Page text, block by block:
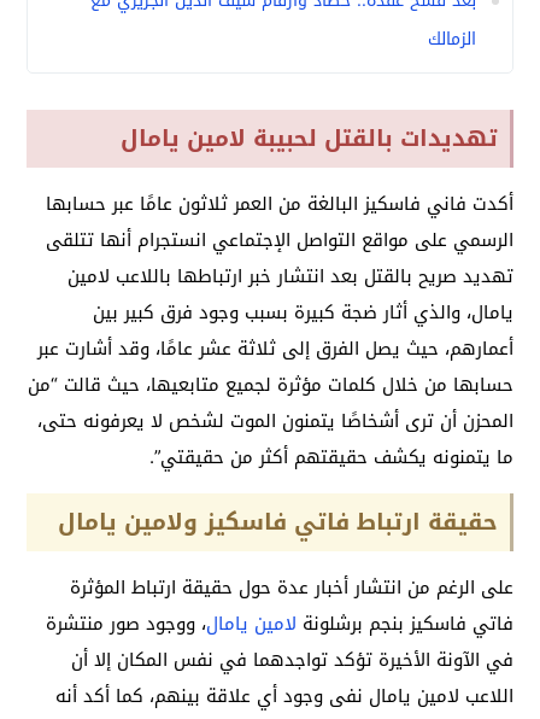
الزمالك
تهديدات بالقتل لحبيبة لامين يامال
أكدت فاني فاسكيز البالغة من العمر ثلاثون عامًا عبر حسابها
الرسمي على مواقع التواصل الإجتماعي انستجرام أنها تتلقى
تهديد صريح بالقتل بعد انتشار خبر ارتباطها باللاعب لامين
يامال، والذي أثار ضجة كبيرة بسبب وجود فرق كبير بين
أعمارهم، حيث يصل الفرق إلى ثلاثة عشر عامًا، وقد أشارت عبر
حسابها من خلال كلمات مؤثرة لجميع متابعيها، حيث قالت “من
المحزن أن ترى أشخاصًا يتمنون الموت لشخص لا يعرفونه حتى،
ما يتمنونه يكشف حقيقتهم أكثر من حقيقتي”.
حقيقة ارتباط فاتي فاسكيز ولامين يامال
على الرغم من انتشار أخبار عدة حول حقيقة ارتباط المؤثرة
فاتي فاسكيز بنجم برشلونة لامين يامال، ووجود صور منتشرة
في الآونة الأخيرة تؤكد تواجدهما في نفس المكان إلا أن
اللاعب لامين يامال نفى وجود أي علاقة بينهم، كما أكد أنه